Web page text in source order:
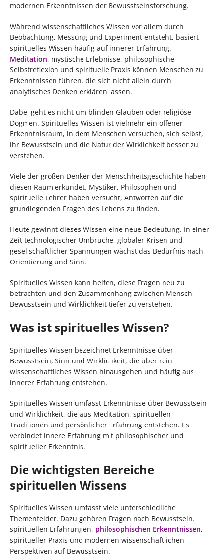
modernen Erkenntnissen der Bewusstseinsforschung.
Während wissenschaftliches Wissen vor allem durch
Beobachtung, Messung und Experiment entsteht, basiert
spirituelles Wissen häufig auf innerer Erfahrung.
Meditation, mystische Erlebnisse, philosophische
Selbstreflexion und spirituelle Praxis können Menschen zu
Erkenntnissen führen, die sich nicht allein durch
analytisches Denken erklären lassen.
Dabei geht es nicht um blinden Glauben oder religiöse
Dogmen. Spirituelles Wissen ist vielmehr ein offener
Erkenntnisraum, in dem Menschen versuchen, sich selbst,
ihr Bewusstsein und die Natur der Wirklichkeit besser zu
verstehen.
Viele der großen Denker der Menschheitsgeschichte haben
diesen Raum erkundet. Mystiker, Philosophen und
spirituelle Lehrer haben versucht, Antworten auf die
grundlegenden Fragen des Lebens zu finden.
Heute gewinnt dieses Wissen eine neue Bedeutung. In einer
Zeit technologischer Umbrüche, globaler Krisen und
gesellschaftlicher Spannungen wächst das Bedürfnis nach
Orientierung und Sinn.
Spirituelles Wissen kann helfen, diese Fragen neu zu
betrachten und den Zusammenhang zwischen Mensch,
Bewusstsein und Wirklichkeit tiefer zu verstehen.
Was ist spirituelles Wissen?
Spirituelles Wissen bezeichnet Erkenntnisse über
Bewusstsein, Sinn und Wirklichkeit, die über rein
wissenschaftliches Wissen hinausgehen und häufig aus
innerer Erfahrung entstehen.
Spirituelles Wissen umfasst Erkenntnisse über Bewusstsein
und Wirklichkeit, die aus Meditation, spirituellen
Traditionen und persönlicher Erfahrung entstehen. Es
verbindet innere Erfahrung mit philosophischer und
spiritueller Erkenntnis.
Die wichtigsten Bereiche
spirituellen Wissens
Spirituelles Wissen umfasst viele unterschiedliche
Themenfelder. Dazu gehören Fragen nach Bewusstsein,
spirituellen Erfahrungen, philosophischen Erkenntnissen,
spiritueller Praxis und modernen wissenschaftlichen
Perspektiven auf Bewusstsein.